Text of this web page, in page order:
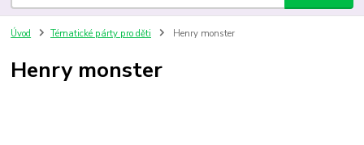
Úvod Tématické párty pro děti Henry monster
Henry monster